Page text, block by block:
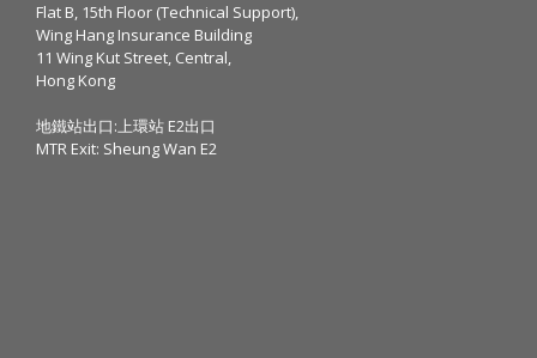
Flat B, 15th Floor (Technical Support),
Wing Hang Insurance Building
11 Wing Kut Street, Central,
Hong Kong
地鐵站出口:上環站 E2出口
MTR Exit: Sheung Wan E2